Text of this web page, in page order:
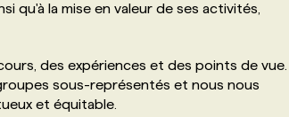
qu'à la mise en valeur de ses activités,
des expériences et des points de vue.
sous-représentés et nous nous
et équitable.